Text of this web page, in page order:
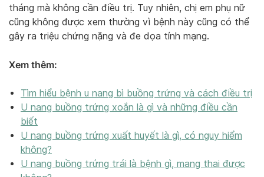
tháng mà không cần điều trị. Tuy nhiên, chị em phụ nữ
cũng không được xem thường vì bệnh này cũng có thể
gây ra triệu chứng nặng và đe dọa tính mạng.
Xem thêm:
Tìm hiểu bệnh u nang bì buồng trứng và cách điều trị
U nang buồng trứng xoắn là gì và những điều cần
biết
U nang buồng trứng xuất huyết là gì, có nguy hiểm
không?
U nang buồng trứng trái là bệnh gì, mang thai được